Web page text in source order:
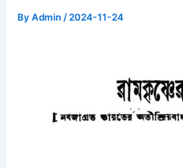
ByAdmin/2024-11-24